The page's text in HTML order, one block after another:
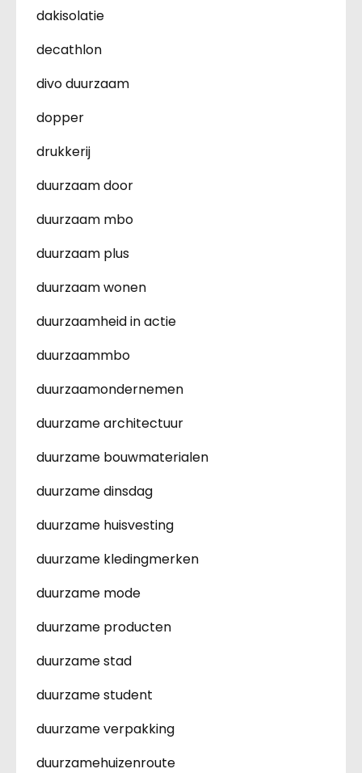
dakisolatie
decathlon
divo duurzaam
dopper
drukkerij
duurzaam door
duurzaam mbo
duurzaam plus
duurzaam wonen
duurzaamheid in actie
duurzaammbo
duurzaamondernemen
duurzame architectuur
duurzame bouwmaterialen
duurzame dinsdag
duurzame huisvesting
duurzame kledingmerken
duurzame mode
duurzame producten
duurzame stad
duurzame student
duurzame verpakking
duurzamehuizenroute